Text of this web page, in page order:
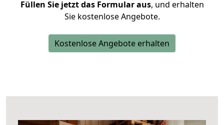
Füllen Sie jetzt das Formular aus, und erhalten
Sie kostenlose Angebote.
Kostenlose Angebote erhalten